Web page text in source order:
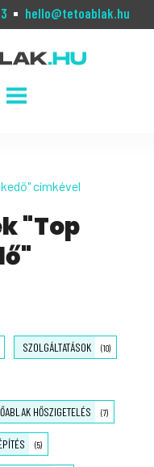
hello@tetoablak.hu
címkével
"Top
SZOLGÁLTATÁSOK (10)
HŐSZIGETELÉS (7)
(5)